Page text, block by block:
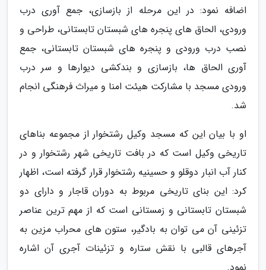
اضافه نمود: در این مرحله از بازسازی، جمع آوری درب
ورودی، الحاق های پنجره های شبستان تابستانی، طراحی و
نصب درب ورودی و پنجره های شبستان تابستانی، جمع
آوری الحاق ها، بازسازی و بندکشی دیوارها و سر درب
ورودی مسجد با مشارکت هیئت امنا و میراث فرهنگی انجام
شد.
او با بیان این که مسجد وکیل رشتخوار از مجموعه بناهای
تاریخی وکیل است که در بافت تاریخی شهر رشتخوار و در
کنار آب انبار دوقلو و حسینیه رشتخوار قرار گرفته است، اظهار
کرد: این بنای تاریخی مربوط به دوران قاجار و دارای دو
شبستان تابستانی و زمستانی است که از مهم ترین عناصر
تزئینی آن می توان به بادگیر، ستون های محراب مزین به
آجرهای قالبی با نقش ستاره و تزئینات آجری آن اشاره